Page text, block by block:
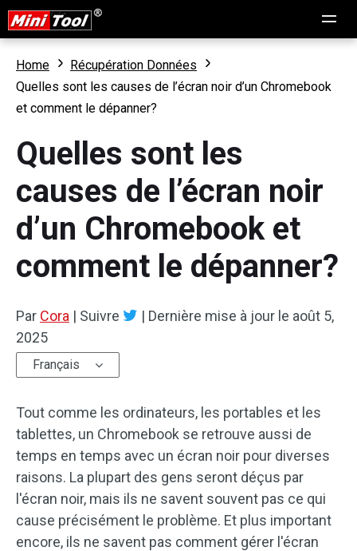
Home
Récupération Données
Quelles sont les causes de l’écran noir d’un Chromebook
et comment le dépanner?
Quelles sont les
causes de l’écran noir
d’un Chromebook et
comment le dépanner?
Par Cora | Suivre | Dernière mise à jour le août 5,
2025
Français
Tout comme les ordinateurs, les portables et les
tablettes, un Chromebook se retrouve aussi de
temps en temps avec un écran noir pour diverses
raisons. La plupart des gens seront déçus par
l'écran noir, mais ils ne savent souvent pas ce qui
cause précisément le problème. Et plus important
encore, ils ne savent pas comment gérer l'écran